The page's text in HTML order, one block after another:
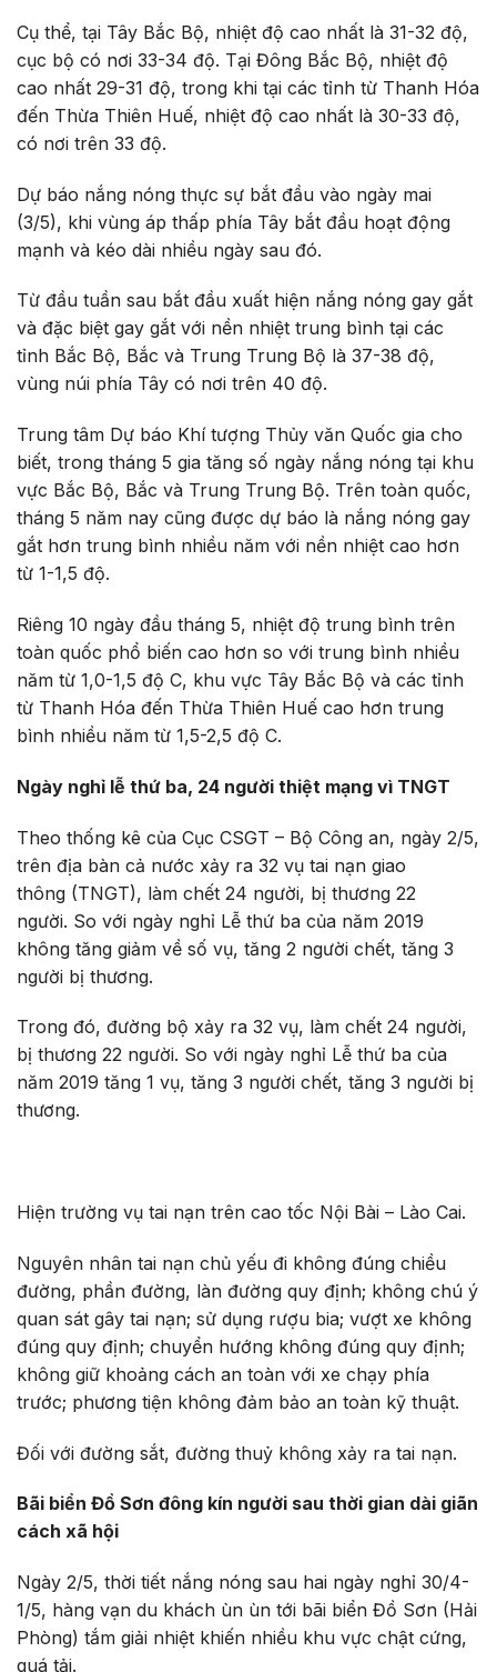
Cụ thể, tại Tây Bắc Bộ, nhiệt độ cao nhất là 31-32 độ,
cục bộ có nơi 33-34 độ. Tại Đông Bắc Bộ, nhiệt độ
cao nhất 29-31 độ, trong khi tại các tỉnh từ Thanh Hóa
đến Thừa Thiên Huế, nhiệt độ cao nhất là 30-33 độ,
có nơi trên 33 độ.
Dự báo nắng nóng thực sự bắt đầu vào ngày mai
(3/5), khi vùng áp thấp phía Tây bắt đầu hoạt động
mạnh và kéo dài nhiều ngày sau đó.
Từ đầu tuần sau bắt đầu xuất hiện nắng nóng gay gắt
và đặc biệt gay gắt với nền nhiệt trung bình tại các
tỉnh Bắc Bộ, Bắc và Trung Trung Bộ là 37-38 độ,
vùng núi phía Tây có nơi trên 40 độ.
Trung tâm Dự báo Khí tượng Thủy văn Quốc gia cho
biết, trong tháng 5 gia tăng số ngày nắng nóng tại khu
vực Bắc Bộ, Bắc và Trung Trung Bộ. Trên toàn quốc,
tháng 5 năm nay cũng được dự báo là nắng nóng gay
gắt hơn trung bình nhiều năm với nền nhiệt cao hơn
từ 1-1,5 độ.
Riêng 10 ngày đầu tháng 5, nhiệt độ trung bình trên
toàn quốc phổ biến cao hơn so với trung bình nhiều
năm từ 1,0-1,5 độ C, khu vực Tây Bắc Bộ và các tỉnh
từ Thanh Hóa đến Thừa Thiên Huế cao hơn trung
bình nhiều năm từ 1,5-2,5 độ C.
Ngày nghỉ lễ thứ ba, 24 người thiệt mạng vì TNGT
Theo thống kê của Cục CSGT – Bộ Công an, ngày 2/5,
trên địa bàn cả nước xảy ra 32 vụ tai nạn giao
thông (TNGT), làm chết 24 người, bị thương 22
người. So với ngày nghỉ Lễ thứ ba của năm 2019
không tăng giảm về số vụ, tăng 2 người chết, tăng 3
người bị thương.
Trong đó, đường bộ xảy ra 32 vụ, làm chết 24 người,
bị thương 22 người. So với ngày nghỉ Lễ thứ ba của
năm 2019 tăng 1 vụ, tăng 3 người chết, tăng 3 người bị
thương.
Hiện trường vụ tai nạn trên cao tốc Nội Bài – Lào Cai.
Nguyên nhân tai nạn chủ yếu đi không đúng chiều
đường, phần đường, làn đường quy định; không chú ý
quan sát gây tai nạn; sử dụng rượu bia; vượt xe không
đúng quy định; chuyển hướng không đúng quy định;
không giữ khoảng cách an toàn với xe chạy phía
trước; phương tiện không đảm bảo an toàn kỹ thuật.
Đối với đường sắt, đường thuỷ không xảy ra tai nạn.
Bãi biển Đồ Sơn đông kín người sau thời gian dài giãn
cách xã hội
Ngày 2/5, thời tiết nắng nóng sau hai ngày nghỉ 30/4-
1/5, hàng vạn du khách ùn ùn tới bãi biển Đồ Sơn (Hải
Phòng) tắm giải nhiệt khiến nhiều khu vực chật cứng,
quá tải.